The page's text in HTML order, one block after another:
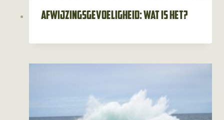
Afwijzingsgevoeligheid: wat is het?